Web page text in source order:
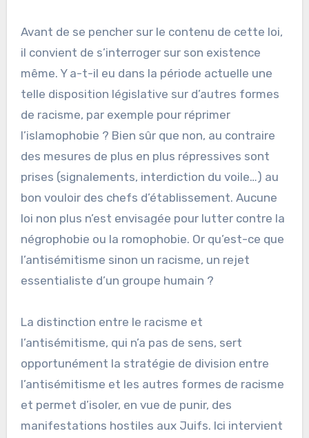
Avant de se pencher sur le contenu de cette loi,
il convient de s’interroger sur son existence
même. Y a-t-il eu dans la période actuelle une
telle disposition législative sur d’autres formes
de racisme, par exemple pour réprimer
l’islamophobie ? Bien sûr que non, au contraire
des mesures de plus en plus répressives sont
prises (signalements, interdiction du voile…) au
bon vouloir des chefs d’établissement. Aucune
loi non plus n’est envisagée pour lutter contre la
négrophobie ou la romophobie. Or qu’est-ce que
l’antisémitisme sinon un racisme, un rejet
essentialiste d’un groupe humain ?
La distinction entre le racisme et
l’antisémitisme, qui n’a pas de sens, sert
opportunément la stratégie de division entre
l’antisémitisme et les autres formes de racisme
et permet d’isoler, en vue de punir, des
manifestations hostiles aux Juifs. Ici intervient